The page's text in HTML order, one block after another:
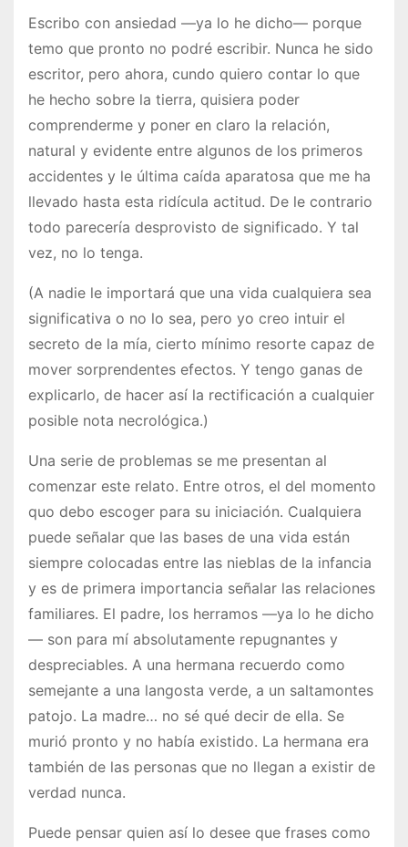
Escribo con ansiedad —ya lo he dicho— porque
temo que pronto no podré escribir. Nunca he sido
escritor, pero ahora, cundo quiero contar lo que
he hecho sobre la tierra, quisiera poder
comprenderme y poner en claro la relación,
natural y evidente entre algunos de los primeros
accidentes y le última caída aparatosa que me ha
llevado hasta esta ridícula actitud. De le contrario
todo parecería desprovisto de significado. Y tal
vez, no lo tenga.
(A nadie le importará que una vida cualquiera sea
significativa o no lo sea, pero yo creo intuir el
secreto de la mía, cierto mínimo resorte capaz de
mover sorprendentes efectos. Y tengo ganas de
explicarlo, de hacer así la rectificación a cualquier
posible nota necrológica.)
Una serie de problemas se me presentan al
comenzar este relato. Entre otros, el del momento
quo debo escoger para su iniciación. Cualquiera
puede señalar que las bases de una vida están
siempre colocadas entre las nieblas de la infancia
y es de primera importancia señalar las relaciones
familiares. El padre, los herramos —ya lo he dicho
— son para mí absolutamente repugnantes y
despreciables. A una hermana recuerdo como
semejante a una langosta verde, a un saltamontes
patojo. La madre… no sé qué decir de ella. Se
murió pronto y no había existido. La hermana era
también de las personas que no llegan a existir de
verdad nunca.
Puede pensar quien así lo desee que frases como